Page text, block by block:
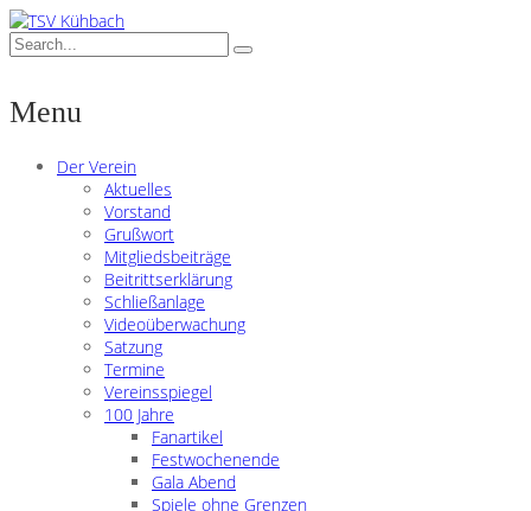
Menu
Der Verein
Aktuelles
Vorstand
Grußwort
Mitgliedsbeiträge
Beitrittserklärung
Schließanlage
Videoüberwachung
Satzung
Termine
Vereinsspiegel
100 Jahre
Fanartikel
Festwochenende
Gala Abend
Spiele ohne Grenzen